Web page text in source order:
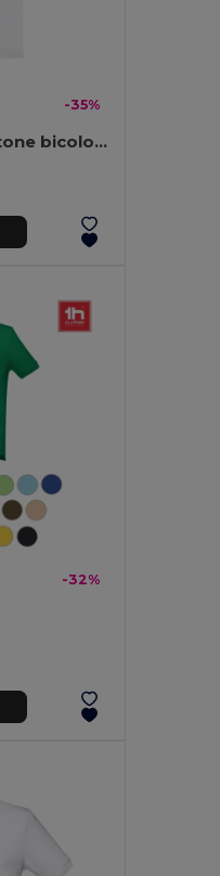
-35%
Polo da uomo in cotone bicolore. colore bianco
-32%